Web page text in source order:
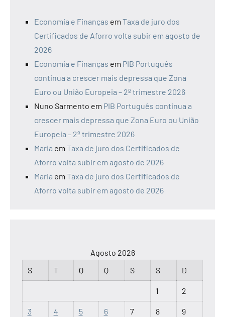
Economia e Finanças em Taxa de juro dos
Certificados de Aforro volta subir em agosto de
2026
Economia e Finanças em PIB Português
continua a crescer mais depressa que Zona
Euro ou União Europeia – 2º trimestre 2026
Nuno Sarmento em PIB Português continua a
crescer mais depressa que Zona Euro ou União
Europeia – 2º trimestre 2026
Maria em Taxa de juro dos Certificados de
Aforro volta subir em agosto de 2026
Maria em Taxa de juro dos Certificados de
Aforro volta subir em agosto de 2026
Agosto 2026
S
T Q Q S S D
1 2
3 4 5 6 7 8 9